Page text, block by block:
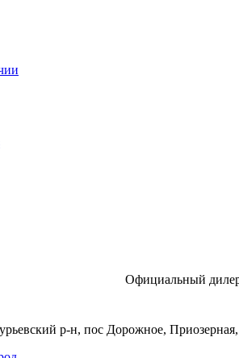
Официальный
р-н, пос Дорожное,